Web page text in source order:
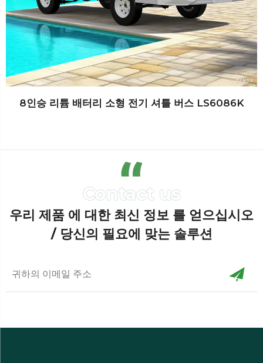
8인승 리튬 배터리 소형 전기 셔틀 버스 LS6086K
우리 제품 에 대한 최신 정보 를 얻으십시오
/ 당신의 필요에 맞는 솔루션